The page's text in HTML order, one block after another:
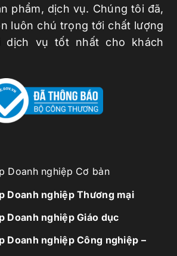
phẩm, dịch vụ. Chúng tôi đã,
luôn chú trọng tới chất lượng
dịch vụ tốt nhất cho khách
Doanh nghiệp Cơ bản
Doanh nghiệp Thương mại
Doanh nghiệp Giáo dục
Doanh nghiệp Công nghiệp –